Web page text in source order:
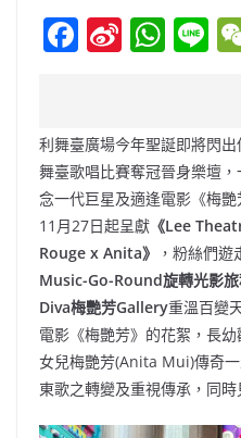
F
e
b
o
o
k
Si
W
ei
b
o
W
s
A
p
p
Li
利舞臺廣場今年聖誕即將閃
舞臺歌唱比賽奪冠晉身樂壇
念一代巨星及適逢電影《梅
11月27日起呈獻 《Lee
Rouge x Anita》 ，粉絲們
Music-Go-Round旋轉光影
Diva梅艷芳Gallery重溫百變
電影《梅艷芳》的花絮，長
女兒梅艷芳(Anita Mui)傳奇
東歌之轉變及重視傳承，同時